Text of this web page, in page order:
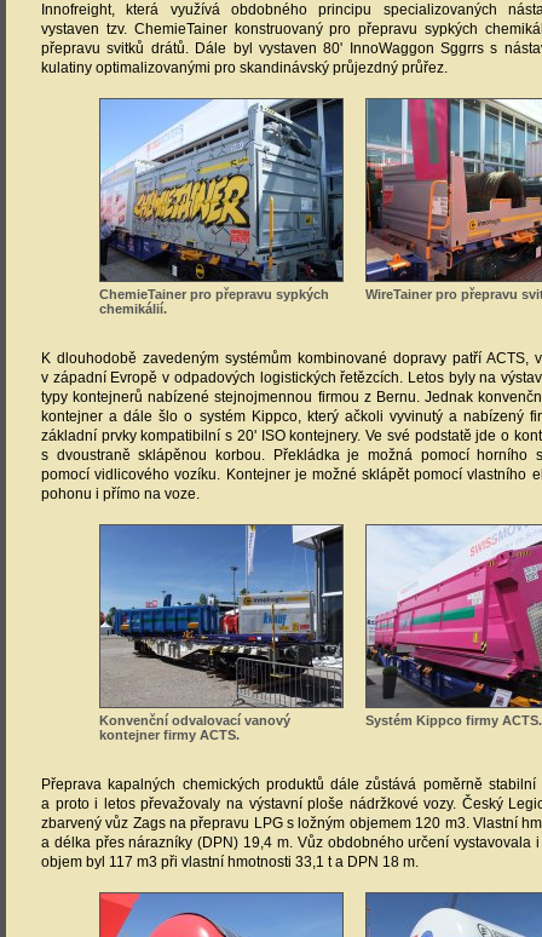
Innofreight, která využívá obdobného principu specializovaných
vystaven tzv. ChemieTainer konstruovaný pro přepravu sypkých
přepravu svitků drátů. Dále byl vystaven 80' InnoWaggon Sggrrs s
kulatiny optimalizovanými pro skandinávský průjezdný průřez.
ChemieTainer pro přepravu sypkých
chemikálií.
WireTainer pro přepravu
K dlouhodobě zavedeným systémům kombinované dopravy patří ACTS,
v západní Evropě v odpadových logistických řetězcích. Letos byly na
typy kontejnerů nabízené stejnojmennou firmou z Bernu. Jednak
kontejner a dále šlo o systém Kippco, který ačkoli vyvinutý a nabízený
základní prvky kompatibilní s 20' ISO kontejnery. Ve své podstatě jde o
s dvoustraně sklápěnou korbou. Překládka je možná pomocí horního
pomocí vidlicového vozíku. Kontejner je možné sklápět pomocí vlastního
pohonu i přímo na voze.
Konvenční odvalovací vanový
kontejner firmy ACTS.
Systém Kippco firmy ACTS.
Přeprava kapalných chemických produktů dále zůstává poměrně
a proto i letos převažovaly na výstavní ploše nádržkové vozy. Český
zbarvený vůz Zags na přepravu LPG s ložným objemem 120 m3. Vlastní
a délka přes nárazníky (DPN) 19,4 m. Vůz obdobného určení vystavovala
objem byl 117 m3 při vlastní hmotnosti 33,1 t a DPN 18 m.